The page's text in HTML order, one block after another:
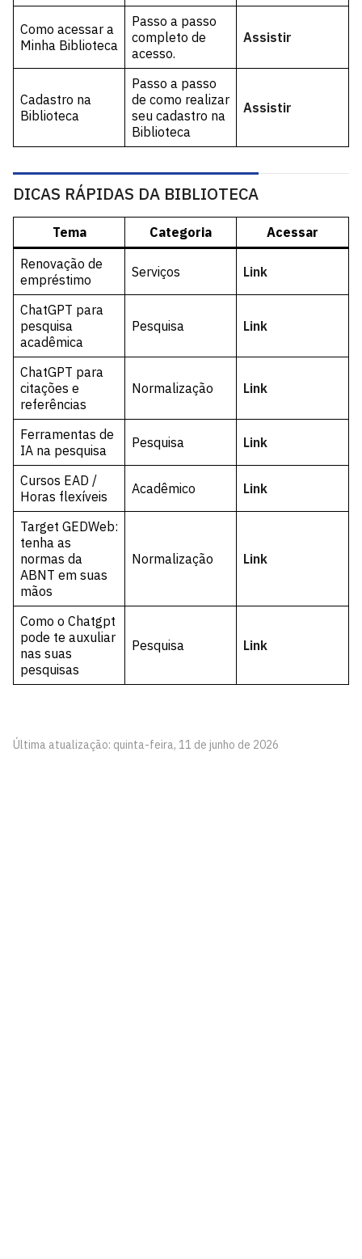
Como acessar a
Minha Biblioteca
Passo a passo
completo de
acesso.
Assistir
Cadastro na
Biblioteca
Passo a passo
de como realizar
seu cadastro na
Biblioteca
Assistir
DICAS RÁPIDAS DA BIBLIOTECA
Tema Categoria
Acessar
Renovação de
empréstimo
Serviços Link
ChatGPT para
pesquisa
acadêmica
Pesquisa Link
ChatGPT para
citações e
referências
Normalização Link
Ferramentas de
IA na pesquisa
Pesquisa Link
Cursos EAD /
Horas flexíveis
Acadêmico Link
Target GEDWeb:
tenha as
normas da
ABNT em suas
mãos
Normalização Link
Como o Chatgpt
pode te auxuliar
nas suas
pesquisas
Pesquisa Link
Última atualização: quinta-feira, 11 de junho de 2026